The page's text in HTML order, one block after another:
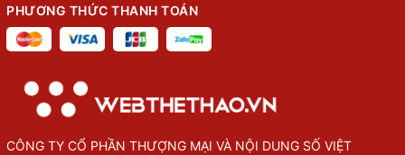
PHƯƠNG THỨC THANH TOÁN
CÔNG TY CỔ PHẦN THƯỢNG MẠI VÀ NỘI DUNG SỐ VIỆT